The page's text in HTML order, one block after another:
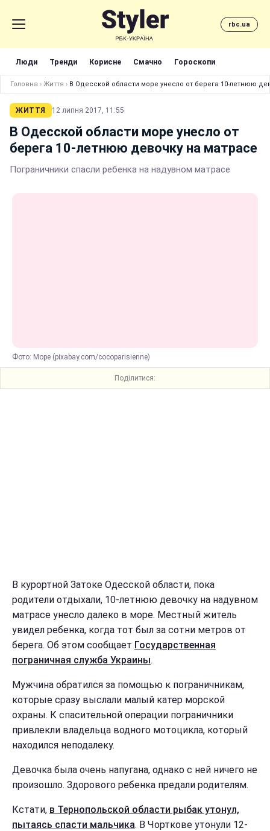
rbc.ua
Люди Тренди Корисне Смачно Гороскопи
Головна › Життя › В Одесской области море унесло от берега 10-летнюю
ЖИТТЯ 12 липня 2017, 11:55
В Одесской области море унесло от
берега 10-летнюю девочку на матрасе
Пограничники спасли ребенка на надувном матрасе
Фото: Море (pixabay.com/cocoparisienne)
Поділитися:
В курортной Затоке Одесской области, пока
родители отдыхали, 10-летнюю девочку на надувном
матрасе унесло далеко в море. Местный житель
увидел ребенка, когда тот был за сотни метров от
берега. Об этом сообщает Государственная
пограничная служба Украины.
Мужчина обратился за помощью к пограничникам,
которые сразу выслали малый катер морской
охраны. К спасительной операции пограничники
привлекли владельца водного мотоцикла, который
находился неподалеку.
Девочка была очень напугана, однако с ней ничего не
произошло. Здорового ребенка предали родителям.
Кстати, в Тернопольской области рыбак утонул,
пытаясь спасти мальчика. В Чорткове утонули 12-